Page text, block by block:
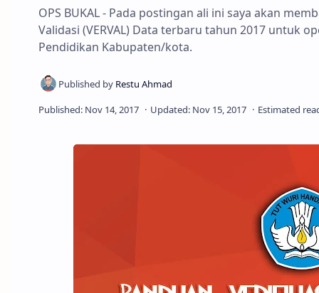
OPS BUKAL - Pada postingan ali ini saya akan
Validasi (VERVAL) Data terbaru tahun 2017 untuk
Pendidikan Kabupaten/kota.